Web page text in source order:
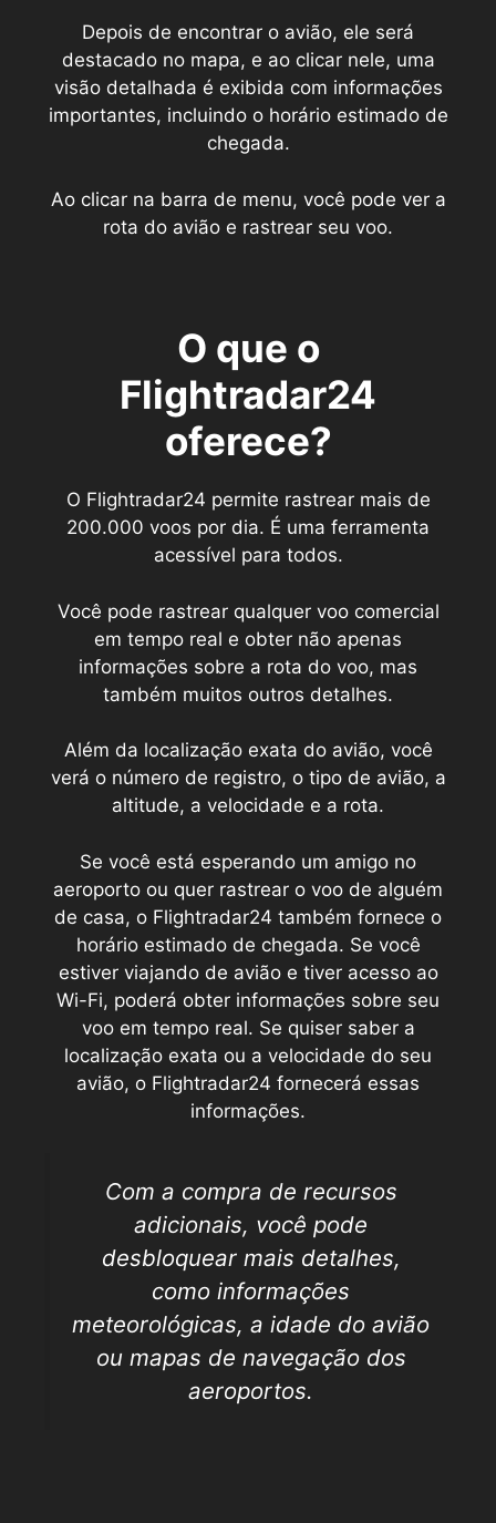
Depois de encontrar o avião, ele será
destacado no mapa, e ao clicar nele, uma
visão detalhada é exibida com informações
importantes, incluindo o horário estimado de
chegada.
Ao clicar na barra de menu, você pode ver a
rota do avião e rastrear seu voo.
O que o
Flightradar24
oferece?
O Flightradar24 permite rastrear mais de
200.000 voos por dia. É uma ferramenta
acessível para todos.
Você pode rastrear qualquer voo comercial
em tempo real e obter não apenas
informações sobre a rota do voo, mas
também muitos outros detalhes.
Além da localização exata do avião, você
verá o número de registro, o tipo de avião, a
altitude, a velocidade e a rota.
Se você está esperando um amigo no
aeroporto ou quer rastrear o voo de alguém
de casa, o Flightradar24 também fornece o
horário estimado de chegada. Se você
estiver viajando de avião e tiver acesso ao
Wi-Fi, poderá obter informações sobre seu
voo em tempo real. Se quiser saber a
localização exata ou a velocidade do seu
avião, o Flightradar24 fornecerá essas
informações.
Com a compra de recursos
adicionais, você pode
desbloquear mais detalhes,
como informações
meteorológicas, a idade do avião
ou mapas de navegação dos
aeroportos.